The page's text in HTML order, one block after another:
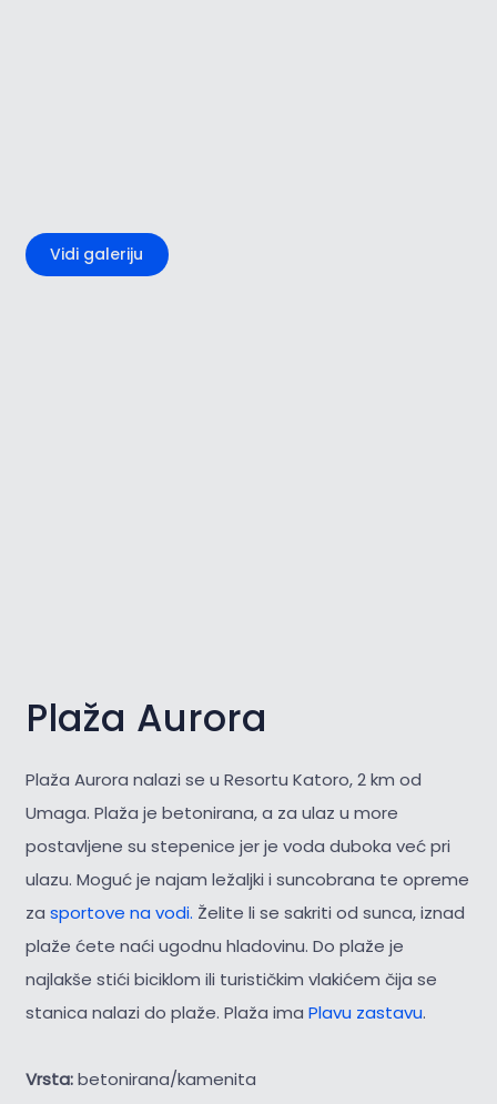
Vidi galeriju
Plaža Aurora
Plaža Aurora nalazi se u Resortu Katoro, 2 km od
Umaga. Plaža je betonirana, a za ulaz u more
postavljene su stepenice jer je voda duboka već pri
ulazu. Moguć je najam ležaljki i suncobrana te opreme
za sportove na vodi. Želite li se sakriti od sunca, iznad
plaže ćete naći ugodnu hladovinu. Do plaže je
najlakše stići biciklom ili turističkim vlakićem čija se
stanica nalazi do plaže. Plaža ima Plavu zastavu.
Vrsta:betonirana/kamenita